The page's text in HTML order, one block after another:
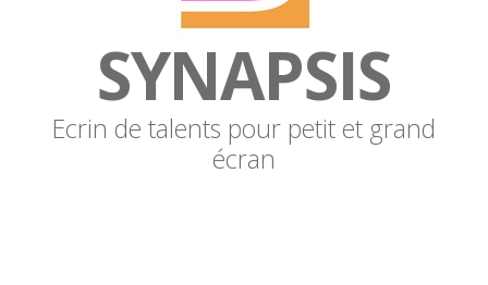
SYNAPSIS
Ecrin de talents pour petit et grand
écran